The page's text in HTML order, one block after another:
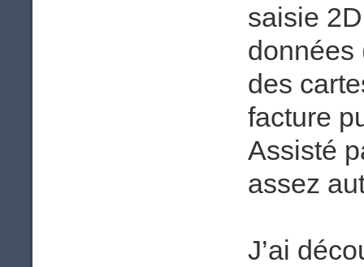
saisie
données
des
facture
Assisté
assez
J’ai